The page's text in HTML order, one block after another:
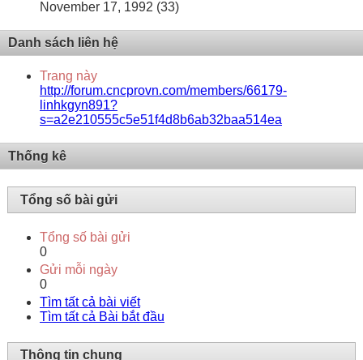
November 17, 1992 (33)
Danh sách liên hệ
Trang này
http://forum.cncprovn.com/members/66179-
linhkgyn891?
s=a2e210555c5e51f4d8b6ab32baa514ea
Thống kê
Tổng số bài gửi
Tổng số bài gửi
0
Gửi mỗi ngày
0
Tìm tất cả bài viết
Tìm tất cả Bài bắt đầu
Thông tin chung